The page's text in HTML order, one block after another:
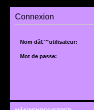
Connexion
Nom dâ€™utilisateur:
Mot de passe: